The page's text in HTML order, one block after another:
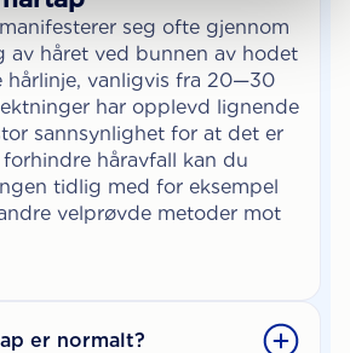
seg ofte gjennom
av håret ved bunnen av hodet
hårlinje, vanligvis fra 20—30
har opplevd lignende
sannsynlighet for at det er
håravfall kan du
tidlig med for eksempel
velprøvde metoder mot
er normalt?